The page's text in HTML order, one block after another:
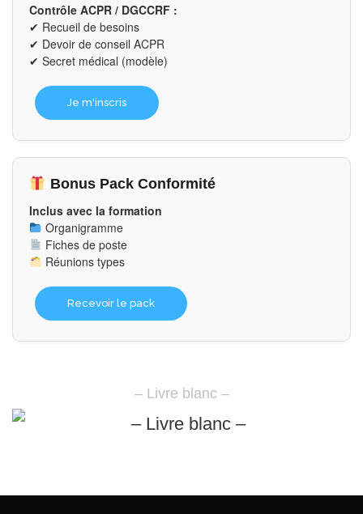
Contrôle ACPR / DGCCRF :
✔ Recueil de besoins
✔ Devoir de conseil ACPR
✔ Secret médical (modèle)
Je m'inscris
Bonus Pack Conformité
Inclus avec la formation
Organigramme
Fiches de poste
Réunions types
Recevoir le pack
– Livre blanc –